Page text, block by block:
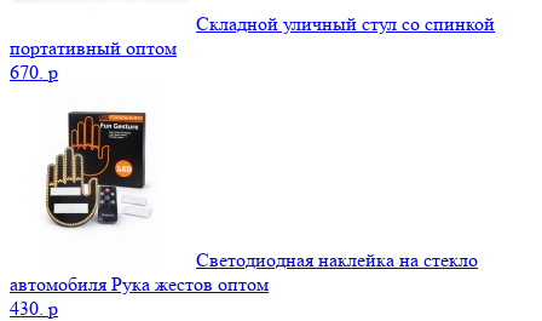
Складной уличный стул со спинкой
портативный оптом
670. p
Светодиодная наклейка на стекло
автомобиля Рука жестов оптом
430. p